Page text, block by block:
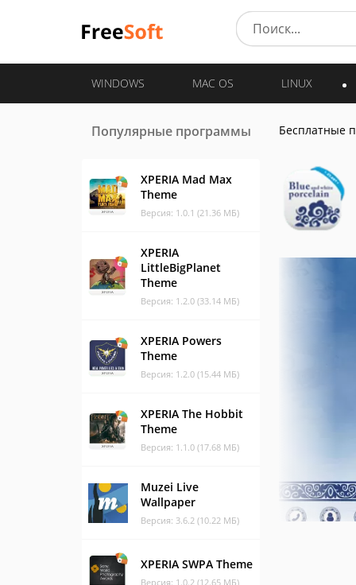
WINDOWS MAC OS LINUX
Популярные программы
XPERIA Mad Max
Theme
Версия: 1.0.1 (21.36 МБ)
XPERIA
LittleBigPlanet
Theme
Версия: 1.2.0 (33.14 МБ)
XPERIA Powers
Theme
Версия: 1.2.0 (15.44 МБ)
XPERIA The Hobbit
Theme
Версия: 1.1.0 (17.68 МБ)
Muzei Live
Wallpaper
Версия: 3.6.2 (10.22 МБ)
XPERIA SWPA Theme
Версия: 1.0.2 (12.65 МБ)
Бесплатные